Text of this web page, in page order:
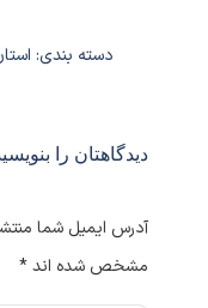
دسته بندی:
دیدگاهتان را
آدرس ایمیل شما
مشخص شده اند*